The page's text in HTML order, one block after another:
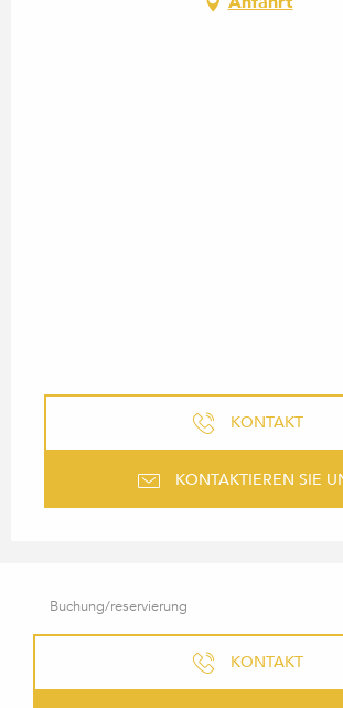
KONTAKT
KONTAKTIEREN SIE
Buchung/reservierung
KONTAKT